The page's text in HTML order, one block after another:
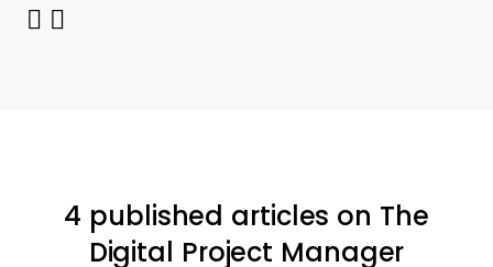
4 published articles on The
Digital Project Manager